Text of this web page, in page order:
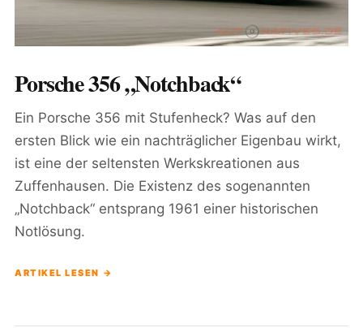
Porsche 356 „Notchback“
Ein Porsche 356 mit Stufenheck? Was auf den
ersten Blick wie ein nachträglicher Eigenbau wirkt,
ist eine der seltensten Werkskreationen aus
Zuffenhausen. Die Existenz des sogenannten
„Notchback“ entsprang 1961 einer historischen
Notlösung.
ARTIKEL LESEN →